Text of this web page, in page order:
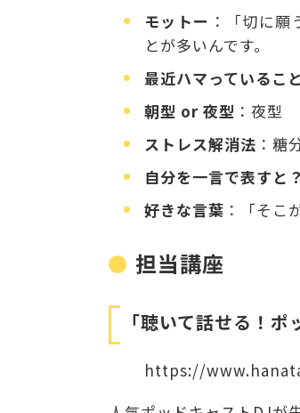
モットー ：「切に
とが多いんです。
最近ハマっていること
朝型 or 夜型 ：夜型
ストレス解消法 ：糖
自分を一言で表すと？
好きな言葉 ：「そこ
担当講座
「聴いて話せる！
https://